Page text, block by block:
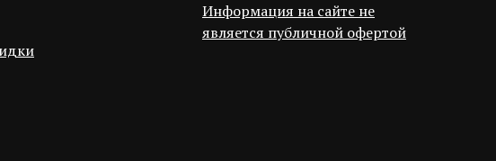
Информация на сайте не
является публичной офертой